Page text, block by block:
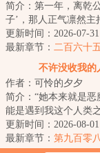
简介：第一年，离乾
子’，那人正气凛然主
冷笑：“伪君子。”第
争，一...
更新时间：2026-07-
最新章节： 二百六十
不许没收我的
作者：可怜的夕夕
简介：“她本来就是恶
能是遇到我这个人类
坏的？那些批评家总
荒唐的东西。...
更新时间：2026-08-
最新章节： 第九百零